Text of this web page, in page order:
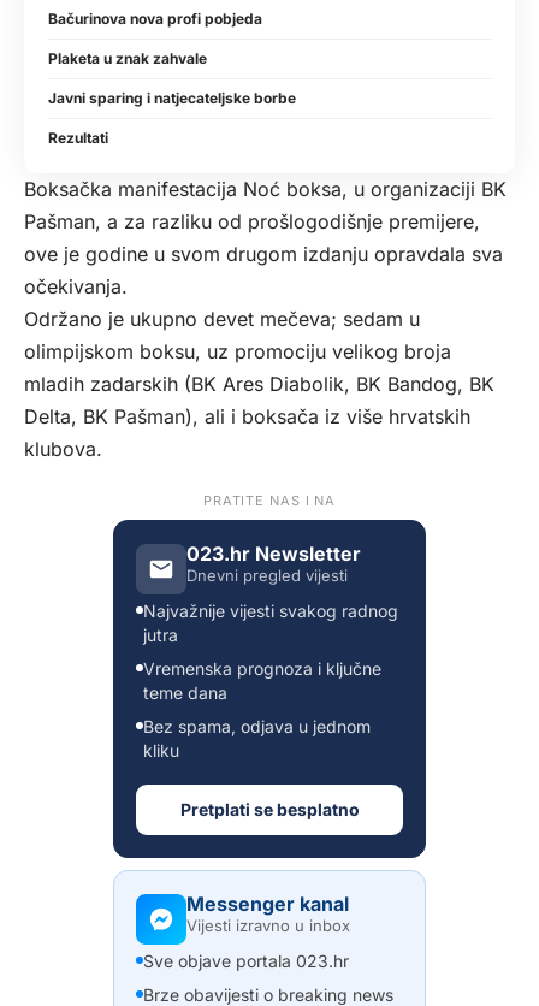
Bačurinova nova profi pobjeda
Plaketa u znak zahvale
Javni sparing i natjecateljske borbe
Rezultati
Boksačka manifestacija Noć boksa, u organizaciji BK
Pašman, a za razliku od prošlogodišnje premijere,
ove je godine u svom drugom izdanju opravdala sva
očekivanja.
Održano je ukupno devet mečeva; sedam u
olimpijskom boksu, uz promociju velikog broja
mladih zadarskih (BK Ares Diabolik, BK Bandog, BK
Delta, BK Pašman), ali i boksača iz više hrvatskih
klubova.
PRATITE NAS I NA
023.hr Newsletter
Dnevni pregled vijesti
Najvažnije vijesti svakog radnog
jutra
Vremenska prognoza i ključne
teme dana
Bez spama, odjava u jednom
kliku
Pretplati se besplatno
Messenger kanal
Vijesti izravno u inbox
Sve objave portala 023.hr
Brze obavijesti o breaking news